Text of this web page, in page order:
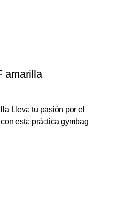
amarilla
Lleva tu pasión por el
esta práctica gymbag